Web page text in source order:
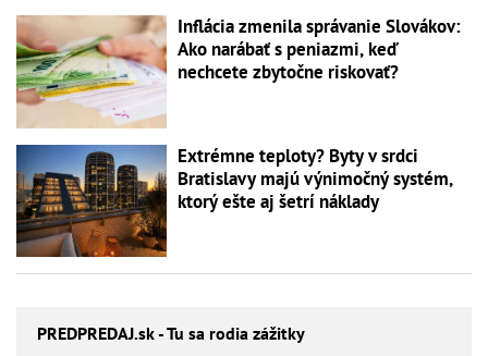
Inflácia zmenila správanie Slovákov:
Ako narábať s peniazmi, keď
nechcete zbytočne riskovať?
Extrémne teploty? Byty v srdci
Bratislavy majú výnimočný systém,
ktorý ešte aj šetrí náklady
PREDPREDAJ.sk - Tu sa rodia zážitky